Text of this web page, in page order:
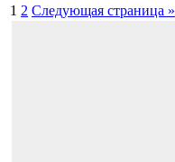
1 2 Следующая страница »